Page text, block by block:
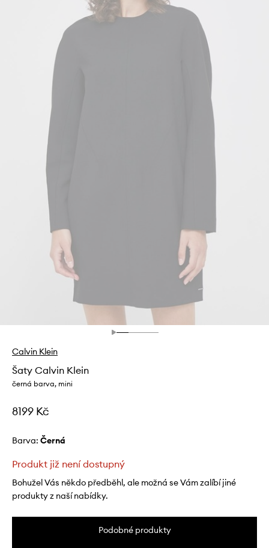
Calvin Klein
Šaty Calvin Klein
černá barva, mini
8199 Kč
Barva: černá
Produkt již není dostupný
Bohužel Vás někdo předběhl, ale možná se Vám zalíbí jiné
produkty z naší nabídky.
Podobné produkty